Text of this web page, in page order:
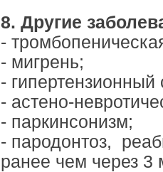
8. Другие
-
- мигрень;
-
- астено-
- паркинсонизм;
- пародонтоз,
ранее чем через 3